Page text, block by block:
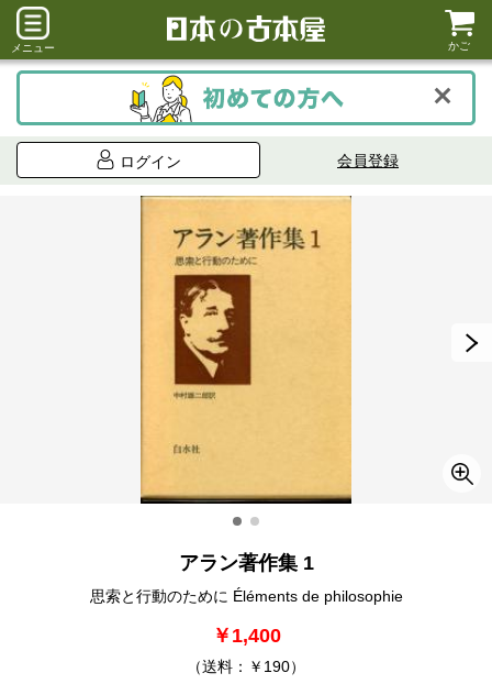
メニュー かご
ログイン 会員登録
アラン著作集 1
思索と行動のために Éléments de philosophie
￥1,400
（送料：￥190）